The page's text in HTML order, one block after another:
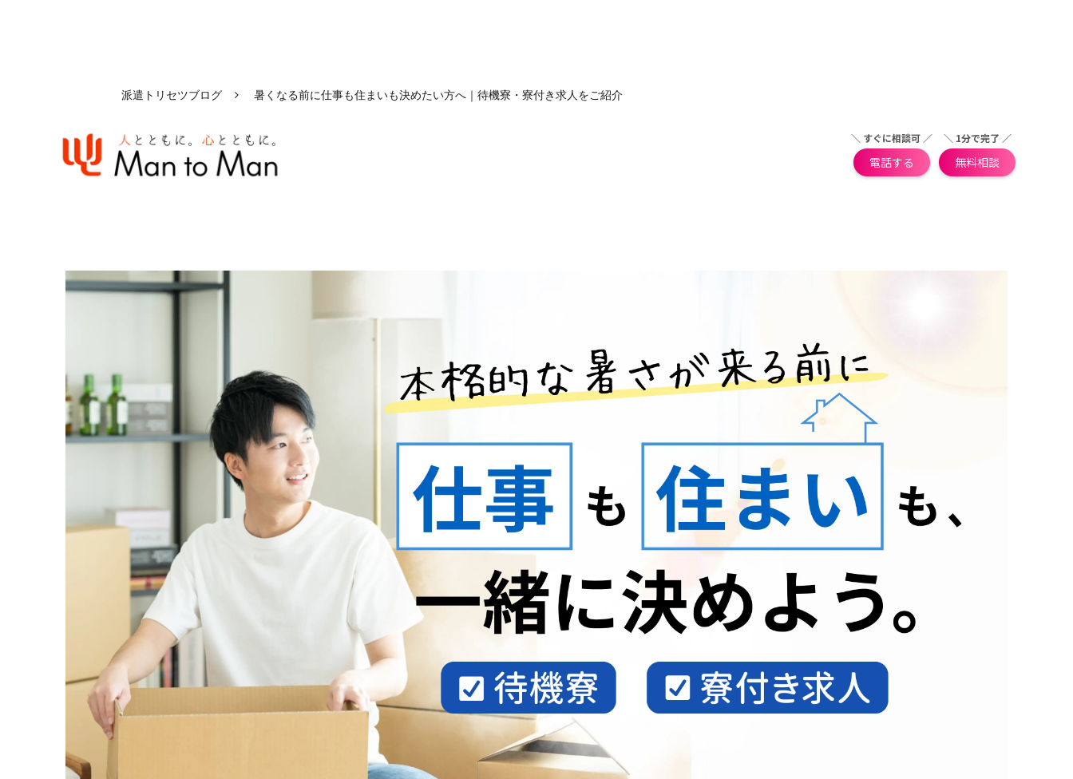
派遣トリセツブログ 暑くなる前に仕事も住まいも決めたい方へ｜待機寮・寮付き求人をご紹介
＼ すぐに相談可 ／
電話する
＼ 1分で完了 ／
無料相談